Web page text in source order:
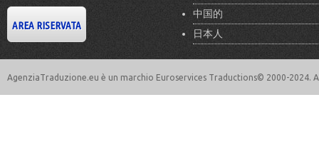
中国的
日本人
AgenziaTraduzione.eu è un marchio Euroservices Traductions© 2000-2024.